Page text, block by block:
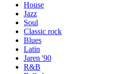
House
Jazz
Soul
Classic rock
Blues
Latin
Jaren '90
R&B